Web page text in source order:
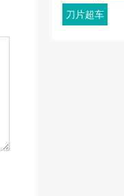
刀片超车